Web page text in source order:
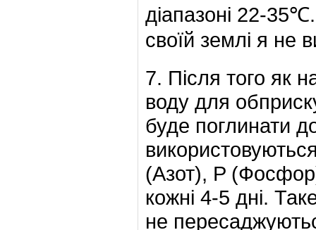
діапазоні 22-
своїй землі я не
7. Після того як
воду для
буде поглинати
(Азот), P
кожні 4-5 дні.
не